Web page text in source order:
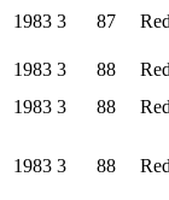
1983 3 87
1983 3 88
1983 3 88
1983 3 88